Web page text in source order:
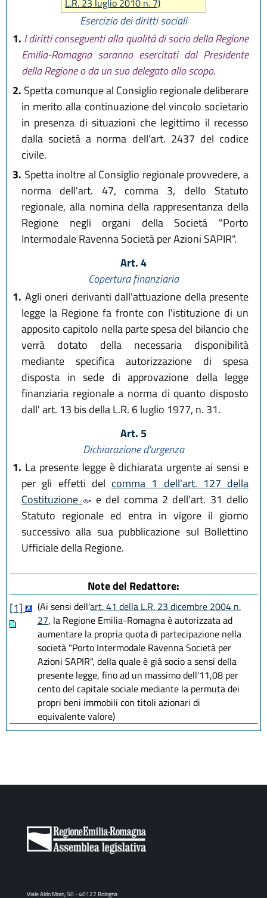
L.R. 23 luglio 2010 n. 7)
Esercizio dei diritti sociali
1. I diritti conseguenti alla qualità di socio della Regione
Emilia-Romagna saranno esercitati dal Presidente
della Regione o da un suo delegato allo scopo.
2. Spetta comunque al Consiglio regionale deliberare
in merito alla continuazione del vincolo societario
in presenza di situazioni che legittimo il recesso
dalla società a norma dell'art. 2437 del codice
civile.
3. Spetta inoltre al Consiglio regionale provvedere, a
norma dell'art. 47, comma 3, dello Statuto
regionale, alla nomina della rappresentanza della
Regione negli organi della Società "Porto
Intermodale Ravenna Società per Azioni SAPIR".
Art. 4
Copertura finanziaria
1. Agli oneri derivanti dall'attuazione della presente
legge la Regione fa fronte con l'istituzione di un
apposito capitolo nella parte spesa del bilancio che
verrà dotato della necessaria disponibilità
mediante specifica autorizzazione di spesa
disposta in sede di approvazione della legge
finanziaria regionale a norma di quanto disposto
dall' art. 13 bis della L.R. 6 luglio 1977, n. 31.
Art. 5
Dichiarazione d'urgenza
1. La presente legge è dichiarata urgente ai sensi e
per gli effetti del comma 1 dell'art. 127 della
Costituzione
e del comma 2 dell'art. 31 dello
Statuto regionale ed entra in vigore il giorno
successivo alla sua pubblicazione sul Bollettino
Ufficiale della Regione.
Note del Redattore:
[1]
(Ai sensi dell'art. 41 della L.R. 23 dicembre 2004 n.
27, la Regione Emilia-Romagna è autorizzata ad
aumentare la propria quota di partecipazione nella
società "Porto Intermodale Ravenna Società per
Azioni SAPIR", della quale è già socio a sensi della
presente legge, fino ad un massimo dell'11,08 per
cento del capitale sociale mediante la permuta dei
propri beni immobili con titoli azionari di
equivalente valore)
Viale Aldo Moro, 50 - 40127 Bologna